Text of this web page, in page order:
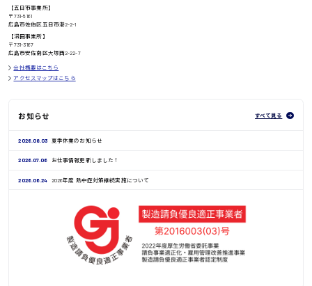
鳥取県
【五日市事業所】
〒731-5161
広島市佐伯区五日市港2-2-1
【沼田事業所】
〒731-3167
広島市安佐南区大塚西2-22-7
会社概要はこちら
アクセスマップはこちら
お知らせ すべて見る
2026.08.03 夏季休業のお知らせ
2026.07.06 お仕事情報更新しました！
2026.06.24 2026年度 熱中症対策継続実施について